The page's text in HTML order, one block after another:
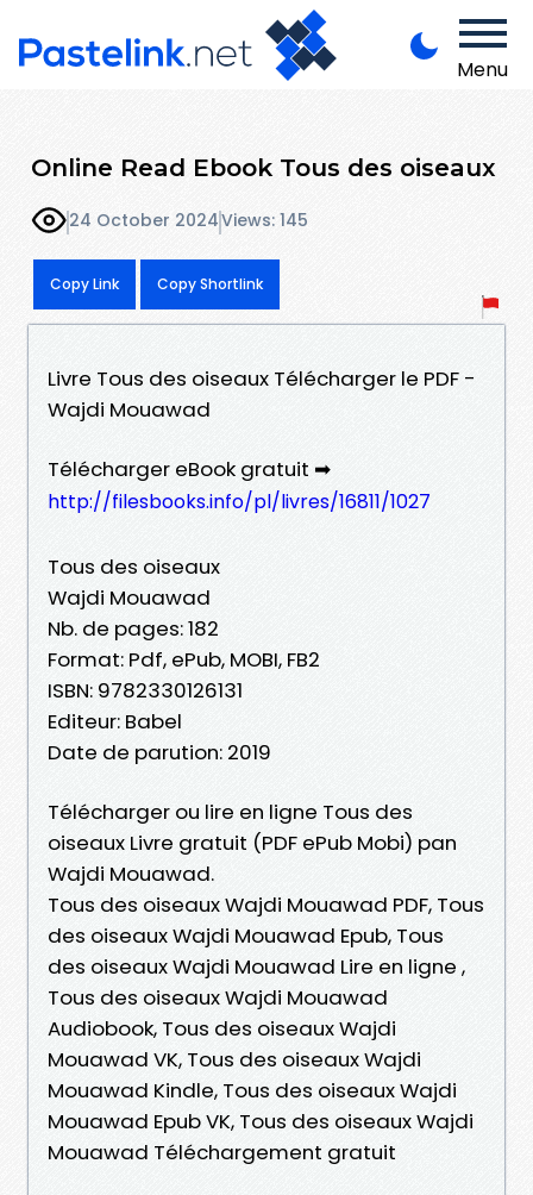
Menu
Online Read Ebook Tous des oiseaux
24 October 2024Views: 145
Copy Link Copy Shortlink
Livre Tous des oiseaux Télécharger le PDF -
Wajdi Mouawad
Télécharger eBook gratuit ➡
http://filesbooks.info/pl/livres/16811/1027
Tous des oiseaux
Wajdi Mouawad
Nb. de pages: 182
Format: Pdf, ePub, MOBI, FB2
ISBN: 9782330126131
Editeur: Babel
Date de parution: 2019
Télécharger ou lire en ligne Tous des
oiseaux Livre gratuit (PDF ePub Mobi) pan
Wajdi Mouawad.
Tous des oiseaux Wajdi Mouawad PDF, Tous
des oiseaux Wajdi Mouawad Epub, Tous
des oiseaux Wajdi Mouawad Lire en ligne ,
Tous des oiseaux Wajdi Mouawad
Audiobook, Tous des oiseaux Wajdi
Mouawad VK, Tous des oiseaux Wajdi
Mouawad Kindle, Tous des oiseaux Wajdi
Mouawad Epub VK, Tous des oiseaux Wajdi
Mouawad Téléchargement gratuit